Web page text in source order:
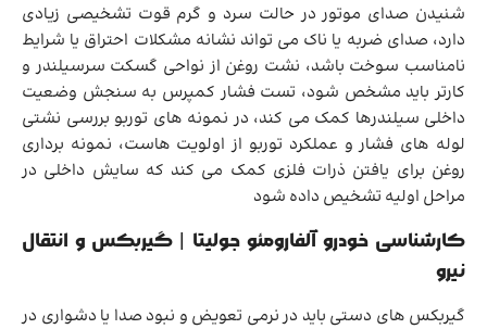
شنیدن صدای موتور در حالت سرد و گرم قوت تشخیصی زیادی
دارد، صدای ضربه یا ناک می تواند نشانه مشکلات احتراق یا شرایط
نامناسب سوخت باشد، نشت روغن از نواحی گسکت سرسیلندر و
کارتر باید مشخص شود، تست فشار کمپرس به سنجش وضعیت
داخلی سیلندرها کمک می کند، در نمونه های توربو بررسی نشتی
لوله های فشار و عملکرد توربو از اولویت هاست، نمونه برداری
روغن برای یافتن ذرات فلزی کمک می کند که سایش داخلی در
مراحل اولیه تشخیص داده شود
کارشناسی خودرو آلفارومئو جولیتا | گیربکس و انتقال
نیرو
گیربکس های دستی باید در نرمی تعویض و نبود صدا یا دشواری در